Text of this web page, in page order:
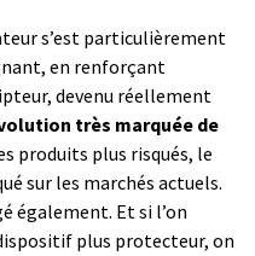
s’est particulièrement
en renforçant
devenu réellement
très marquée de
produits plus risqués, le
sur les marchés actuels.
également. Et si l’on
plus protecteur, on